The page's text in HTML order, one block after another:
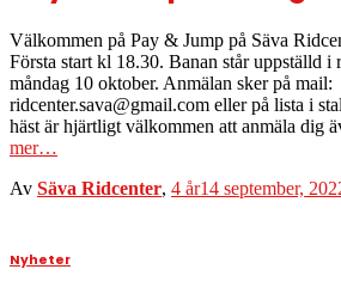
Välkommen på Pay & Jump på Säva
Första start kl 18.30. Banan står uppställd i
måndag 10 oktober. Anmälan sker på mail:
ridcenter.sava@gmail.com eller på lista i
häst är hjärtligt välkommen att anmäla dig
mer…
Av Säva Ridcenter, 4 år14 september,
Nyheter